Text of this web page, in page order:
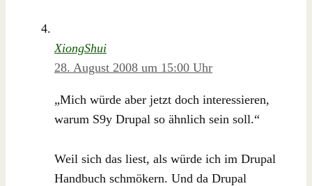
XiongShui
28. August 2008 um 15:00 Uhr
„Mich würde aber jetzt doch interessieren,
warum S9y Drupal so ähnlich sein soll.“
Weil sich das liest, als würde ich im Drupal
Handbuch schmökern. Und da Drupal